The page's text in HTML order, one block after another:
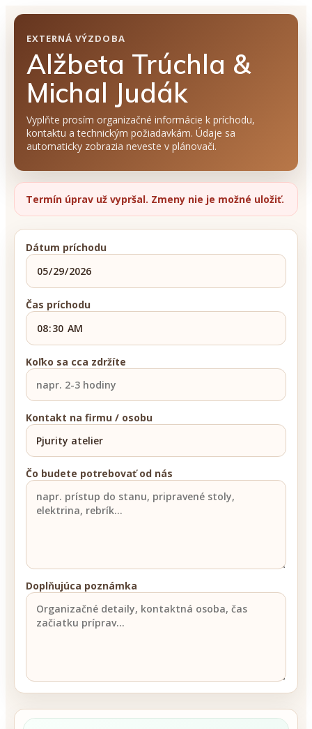
EXTERNÁ VÝZDOBA
Alžbeta Trúchla &
Michal Judák
Vyplňte prosím organizačné informácie k príchodu,
kontaktu a technickým požiadavkám. Údaje sa
automaticky zobrazia neveste v plánovači.
Termín úprav už vypršal. Zmeny nie je možné uložiť.
Dátum príchodu
Čas príchodu
Koľko sa cca zdržíte
Kontakt na firmu / osobu
Čo budete potrebovať od nás
Doplňujúca poznámka